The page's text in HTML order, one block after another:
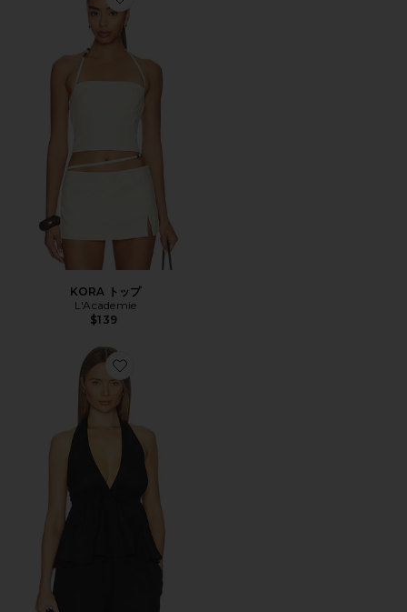
Favorite KORA トップ
KORA トップ
L'Academie
$139
Favorite LEXA トップ